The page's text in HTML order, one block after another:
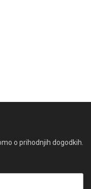
o prihodnjih dogodkih.